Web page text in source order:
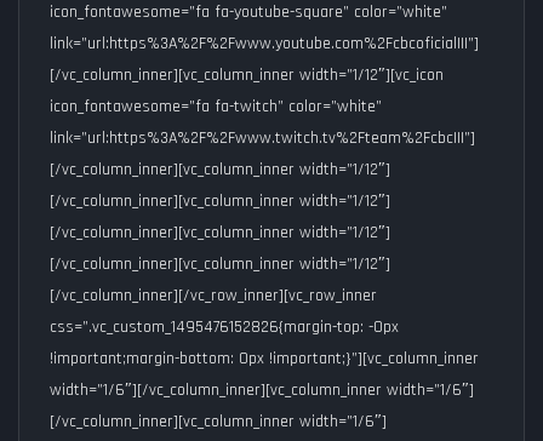
icon_fontawesome=”fa fa-youtube-square” color=”white”
link=”url:https%3A%2F%2Fwww.youtube.com%2Fcbcoficial|||”]
[/vc_column_inner][vc_column_inner width=”1/12″][vc_icon
icon_fontawesome=”fa fa-twitch” color=”white”
link=”url:https%3A%2F%2Fwww.twitch.tv%2Fteam%2Fcbc|||”]
[/vc_column_inner][vc_column_inner width=”1/12″]
[/vc_column_inner][vc_column_inner width=”1/12″]
[/vc_column_inner][vc_column_inner width=”1/12″]
[/vc_column_inner][vc_column_inner width=”1/12″]
[/vc_column_inner][/vc_row_inner][vc_row_inner
css=”.vc_custom_1495476152826{margin-top: -0px
!important;margin-bottom: 0px !important;}”][vc_column_inner
width=”1/6″][/vc_column_inner][vc_column_inner width=”1/6″]
[/vc_column_inner][vc_column_inner width=”1/6″]